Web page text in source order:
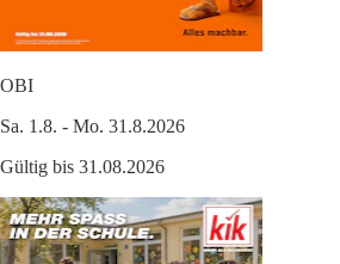
OBI
Sa. 1.8. - Mo. 31.8.2026
Gültig bis 31.08.2026